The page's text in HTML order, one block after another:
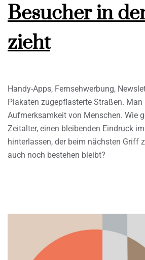
Besucher in
zieht
Handy-Apps, Fernsehwerbung,
Plakaten zugepflasterte Straßen.
Aufmerksamkeit von Menschen. Wie
Zeitalter, einen bleibenden Eindruck
hinterlassen, der beim nächsten Griff
auch noch bestehen bleibt?